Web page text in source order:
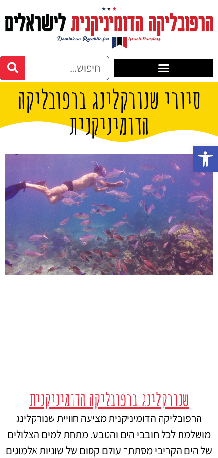
סיורי שנורקלינג ברפובליקה
הדומיניקנית
שנורקלינג ברפובליקה הדומיניקנית
הרפובליקה הדומיניקנית מציעה חוויית שנורקלינג
מושלמת לכל חובבי הים והטבע. מתחת למים הצלולים
של הים הקריבי מסתתר עולם קסום של שוניות אלמוגים
פתח סרגל נגישות